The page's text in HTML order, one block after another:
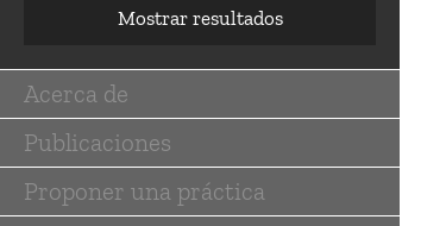
Mostrar resultados
Main
navigation
Acerca de
Publicaciones
Proponer una práctica